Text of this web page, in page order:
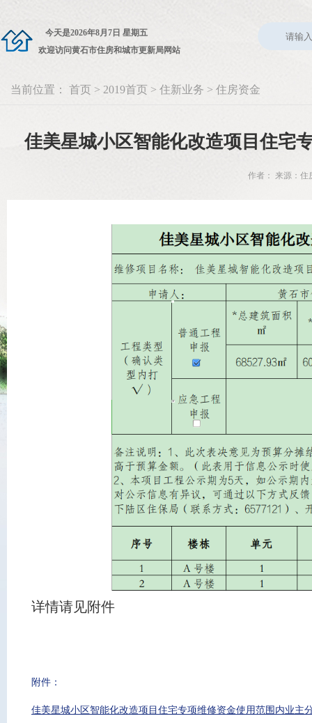
今天是2026年8月7日 星期五
欢迎访问黄石市住房和城市更新局网站
当前位置： 首页 > 2019首页 > 住新业务 > 住房资金
佳美星城小区智能化改造项目住宅
作者： 来源：
详情请见附件
附件：
佳美星城小区智能化改造项目住宅专项维修资金使用范围内业主